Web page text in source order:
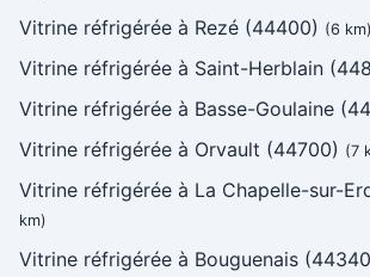
Vitrine réfrigérée à Rezé (44400) (6 km)
Vitrine réfrigérée à Saint-Herblain
Vitrine réfrigérée à Basse-Goulaine
Vitrine réfrigérée à Orvault (44700) (7
Vitrine réfrigérée à La Chapelle-sur-
km)
Vitrine réfrigérée à Bouguenais